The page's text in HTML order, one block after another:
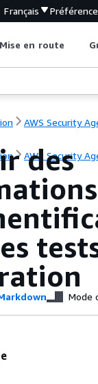
Français
Mise en route
AWS Security
AWS Security
des
Mode